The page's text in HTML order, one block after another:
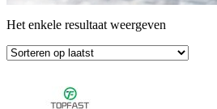
Het enkele resultaat weergeven